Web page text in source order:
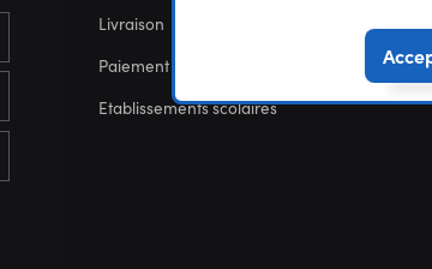
Livraison
Paiement sécurisé
Etablissements scolaires